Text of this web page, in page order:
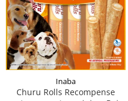
Inaba
Churu Rolls Recompense